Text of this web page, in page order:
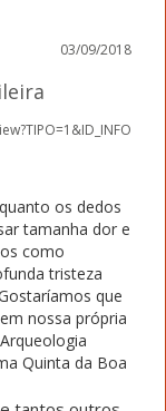
03/09/2018
os dedos
tamanha dor e
como
tristeza
que
nossa própria
Quinta da Boa